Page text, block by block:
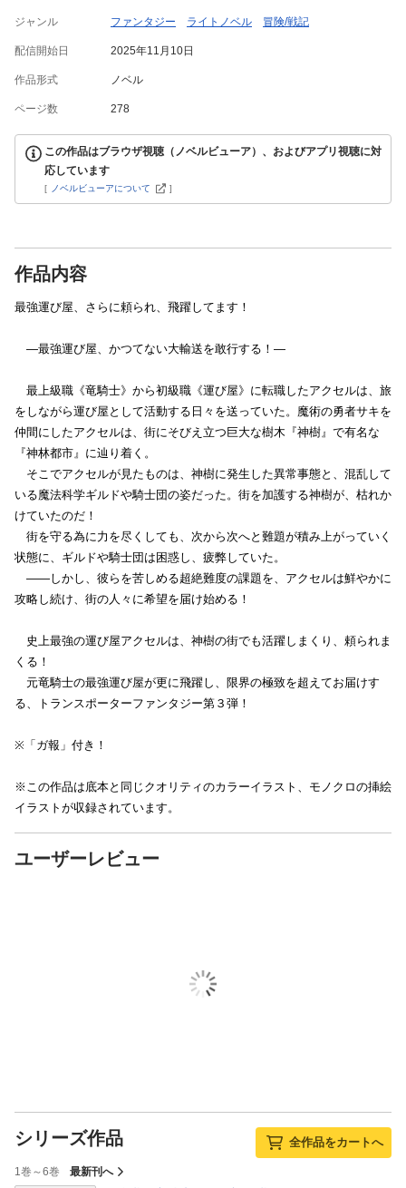
ジャンル ファンタジー ライトノベル 冒険/戦記
配信開始日 2025年11月10日
作品形式 ノベル
ページ数 278
この作品はブラウザ視聴（ノベルビューア）、およびアプリ視聴に対
応しています
[ ノベルビューアについて ]
作品内容
最強運び屋、さらに頼られ、飛躍してます！
―最強運び屋、かつてない大輸送を敢行する！―
最上級職《竜騎士》から初級職《運び屋》に転職したアクセルは、旅
をしながら運び屋として活動する日々を送っていた。魔術の勇者サキを
仲間にしたアクセルは、街にそびえ立つ巨大な樹木『神樹』で有名な
『神林都市』に辿り着く。
そこでアクセルが見たものは、神樹に発生した異常事態と、混乱して
いる魔法科学ギルドや騎士団の姿だった。街を加護する神樹が、枯れか
けていたのだ！
街を守る為に力を尽くしても、次から次へと難題が積み上がっていく
状態に、ギルドや騎士団は困惑し、疲弊していた。
――しかし、彼らを苦しめる超絶難度の課題を、アクセルは鮮やかに
攻略し続け、街の人々に希望を届け始める！
史上最強の運び屋アクセルは、神樹の街でも活躍しまくり、頼られま
くる！
元竜騎士の最強運び屋が更に飛躍し、限界の極致を超えてお届けす
る、トランスポーターファンタジー第３弾！
※「ガ報」付き！
※この作品は底本と同じクオリティのカラーイラスト、モノクロの挿絵
イラストが収録されています。
ユーザーレビュー
シリーズ作品 全作品をカートへ
1巻～6巻 最新刊へ